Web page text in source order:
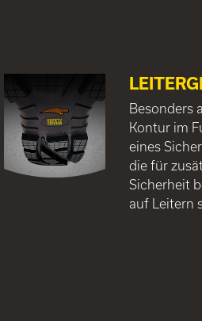
Besonders
Kontur im
eines
die für
Sicherheit
auf Leitern